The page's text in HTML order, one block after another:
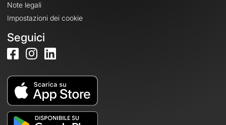
Note legali
Impostazioni dei cookie
Seguici